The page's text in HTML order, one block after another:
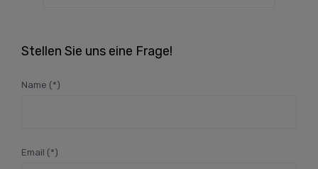
Stellen Sie uns eine Frage!
Name (*)
Email (*)